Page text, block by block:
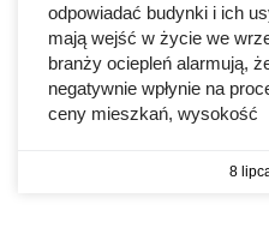
odpowiadać budynki i ich
mają wejść w życie we
branży ociepleń alarmują,
negatywnie wpłynie na
ceny mieszkań, wysokość
8